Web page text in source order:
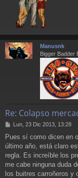
Manusnk
Bigger Badder
Re: Colapso
M
n
s
a
j
Lun, 23 Dic 2013, 13:28
Pues sí como dicen en
último año, está claro
regla. Es increíble los
me cabe ninguna duda
los buitres carroñeros y